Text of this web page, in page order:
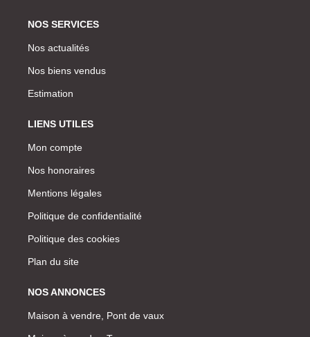
NOS SERVICES
Nos actualités
Nos biens vendus
Estimation
LIENS UTILES
Mon compte
Nos honoraires
Mentions légales
Politique de confidentialité
Politique des cookies
Plan du site
NOS ANNONCES
Maison à vendre, Pont de vaux